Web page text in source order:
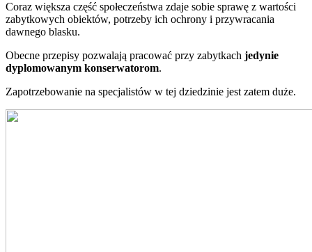
Coraz większa część społeczeństwa zdaje sobie sprawę z wartości
zabytkowych obiektów, potrzeby ich ochrony i przywracania
dawnego blasku.
Obecne przepisy pozwalają pracować przy zabytkach jedynie
dyplomowanym konserwatorom.
Zapotrzebowanie na specjalistów w tej dziedzinie jest zatem duże.